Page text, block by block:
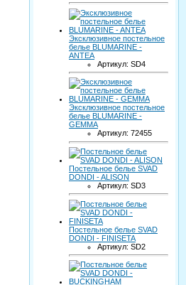
Эксклюзивное постельное
белье BLUMARINE -
ANTEA
Артикул: SD4
Эксклюзивное постельное
белье BLUMARINE -
GEMMA
Артикул: 72455
Постельное белье SVAD
DONDI - ALISON
Артикул: SD3
Постельное белье SVAD
DONDI - FINISETA
Артикул: SD2